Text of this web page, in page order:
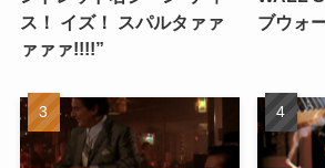
ス！ イズ！ スパルタァァ
ァァァ!!!!”
ブウォ